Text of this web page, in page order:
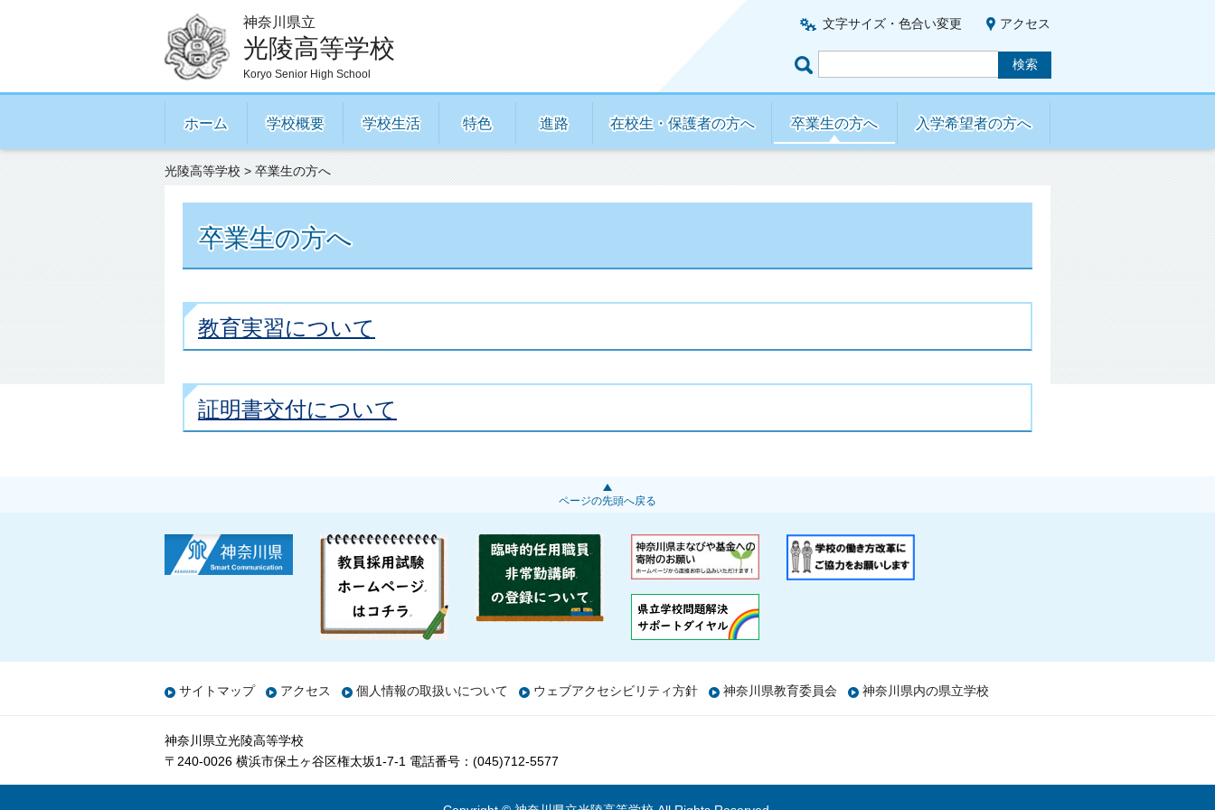
神奈川県立
光陵高等学校
Koryo Senior High School
文字サイズ・色合い変更 アクセス
ホーム 学校概要 学校生活 特色 進路 在校生・保護者の方へ 卒業生の方へ 入学希望者の方へ
光陵高等学校 > 卒業生の方へ
卒業生の方へ
教育実習について
証明書交付について
ページの先頭へ戻る
サイトマップ アクセス 個人情報の取扱いについて ウェブアクセシビリティ方針 神奈川県教育委員会 神奈川県内の県立学校
神奈川県立光陵高等学校
〒240-0026 横浜市保土ヶ谷区権太坂1-7-1 電話番号：(045)712-5577